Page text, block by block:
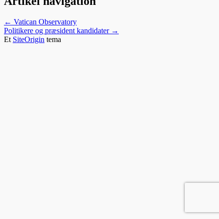
← Vatican Observatory
Politikere og præsident kandidater →
Et SiteOrigin tema